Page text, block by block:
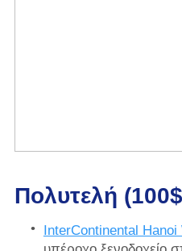
Πολυτελή
InterContinental